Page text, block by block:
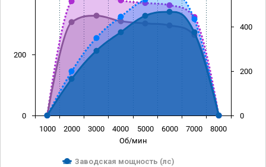
Об/мин
Заводская мощность (лс)
1000 2000 3000 4000 5000 6000 7000 8000
0
200
0
200
400